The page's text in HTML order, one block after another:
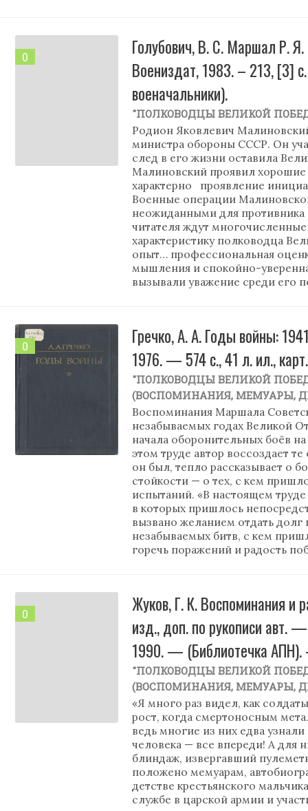
0
Голубович, В. С. Маршал Р.
Воениздат, 1983. – 213, [3]
военачальники).
"ПОЛКОВОДЦЫ ВЕЛИКОЙ
Родион Яковлевич
министра обороны СССР. Он
след в его жизни оставила
Малиновский проявил
характерно проявление
Военные операции
неожиданными для противника
читателя ждут
характеристику полководца
опыт… профессиональная
мышления и спокойно-
вызывали уважение среди его
0
Гречко, А. А. Годы войны:
1976. — 574 с., 41 л. ил., карт.
"ПОЛКОВОДЦЫ ВЕЛИКОЙ
(ВОСПОМИНАНИЯ, МЕМУАРЫ,
Воспоминания Маршала
незабываемых годах Великой
начала оборонительных боёв
этом труде автор воссоздает
он был, тепло рассказывает о
стойкости — о тех, с кем
испытаний. «В настоящем труде
в которых пришлось
вызвано желанием отдать
незабываемых битв, с кем
горечь поражений и радость
0
Жуков, Г. К. Воспоминания
изд., доп. по рукописи авт.
1990. — (Библиотечка
"ПОЛКОВОДЦЫ ВЕЛИКОЙ
(ВОСПОМИНАНИЯ, МЕМУАРЫ,
«Я много раз видел, как
рост, когда смертоносным
ведь многие из них едва
человека — все впереди! А для
блиндаж, извергавший
положено мемуарам,
детстве крестьянского
службе в царской армии и